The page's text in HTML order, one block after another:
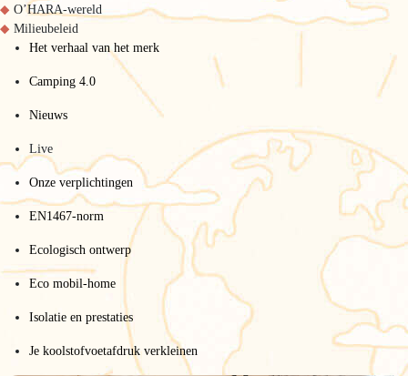
O’HARA-wereld
Milieubeleid
Het verhaal van het merk
Camping 4.0
Nieuws
Live
Onze verplichtingen
EN1467-norm
Ecologisch ontwerp
Eco mobil-home
Isolatie en prestaties
Je koolstofvoetafdruk verkleinen